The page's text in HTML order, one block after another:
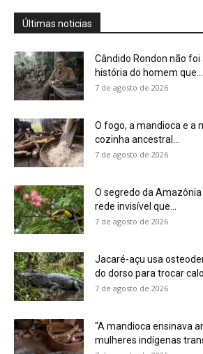
Jacaré-açu usa
7 de agosto de 2026
7 de agosto de 2026